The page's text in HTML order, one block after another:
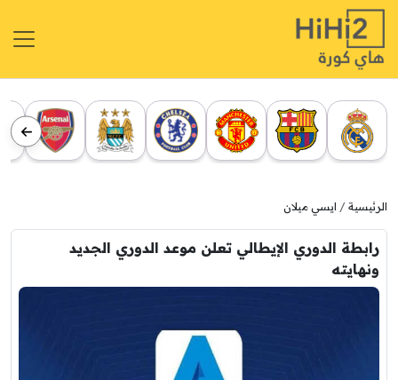
الرئيسية ايسي ميلان
رابطة الدوري الإيطالي تعلن موعد الدوري الجديد
ونهايته